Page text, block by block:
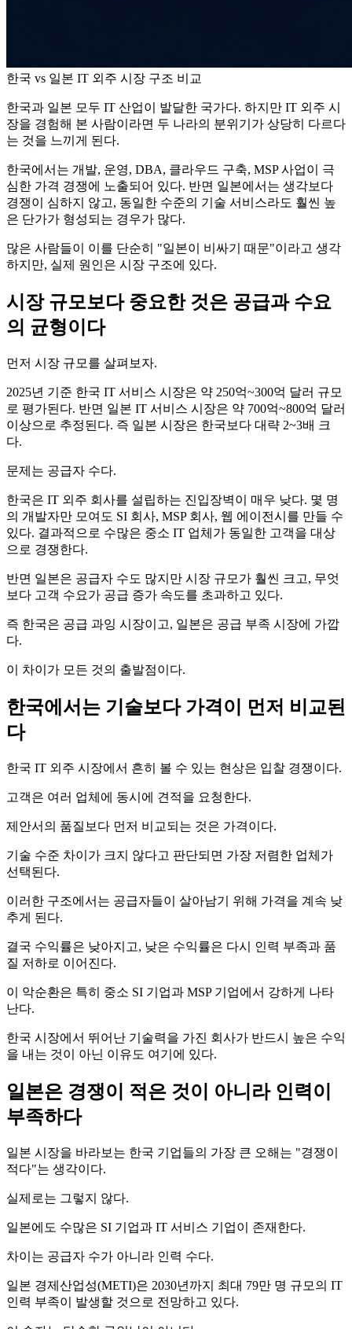
한국 vs 일본 IT 외주 시장 구조 비교
한국과 일본 모두 IT 산업이 발달한 국가다. 하지만 IT 외주 시
장을 경험해 본 사람이라면 두 나라의 분위기가 상당히 다르다
는 것을 느끼게 된다.
한국에서는 개발, 운영, DBA, 클라우드 구축, MSP 사업이 극
심한 가격 경쟁에 노출되어 있다. 반면 일본에서는 생각보다
경쟁이 심하지 않고, 동일한 수준의 기술 서비스라도 훨씬 높
은 단가가 형성되는 경우가 많다.
많은 사람들이 이를 단순히 "일본이 비싸기 때문"이라고 생각
하지만, 실제 원인은 시장 구조에 있다.
시장 규모보다 중요한 것은 공급과 수요
의 균형이다
먼저 시장 규모를 살펴보자.
2025년 기준 한국 IT 서비스 시장은 약 250억~300억 달러 규모
로 평가된다. 반면 일본 IT 서비스 시장은 약 700억~800억 달러
이상으로 추정된다. 즉 일본 시장은 한국보다 대략 2~3배 크
다.
문제는 공급자 수다.
한국은 IT 외주 회사를 설립하는 진입장벽이 매우 낮다. 몇 명
의 개발자만 모여도 SI 회사, MSP 회사, 웹 에이전시를 만들 수
있다. 결과적으로 수많은 중소 IT 업체가 동일한 고객을 대상
으로 경쟁한다.
반면 일본은 공급자 수도 많지만 시장 규모가 훨씬 크고, 무엇
보다 고객 수요가 공급 증가 속도를 초과하고 있다.
즉 한국은 공급 과잉 시장이고, 일본은 공급 부족 시장에 가깝
다.
이 차이가 모든 것의 출발점이다.
한국에서는 기술보다 가격이 먼저 비교된
다
한국 IT 외주 시장에서 흔히 볼 수 있는 현상은 입찰 경쟁이다.
고객은 여러 업체에 동시에 견적을 요청한다.
제안서의 품질보다 먼저 비교되는 것은 가격이다.
기술 수준 차이가 크지 않다고 판단되면 가장 저렴한 업체가
선택된다.
이러한 구조에서는 공급자들이 살아남기 위해 가격을 계속 낮
추게 된다.
결국 수익률은 낮아지고, 낮은 수익률은 다시 인력 부족과 품
질 저하로 이어진다.
이 악순환은 특히 중소 SI 기업과 MSP 기업에서 강하게 나타
난다.
한국 시장에서 뛰어난 기술력을 가진 회사가 반드시 높은 수익
을 내는 것이 아닌 이유도 여기에 있다.
일본은 경쟁이 적은 것이 아니라 인력이
부족하다
일본 시장을 바라보는 한국 기업들의 가장 큰 오해는 "경쟁이
적다"는 생각이다.
실제로는 그렇지 않다.
일본에도 수많은 SI 기업과 IT 서비스 기업이 존재한다.
차이는 공급자 수가 아니라 인력 수다.
일본 경제산업성(METI)은 2030년까지 최대 79만 명 규모의 IT
인력 부족이 발생할 것으로 전망하고 있다.